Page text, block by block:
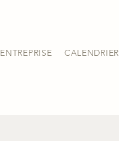
ENTREPRISE CALENDRIER